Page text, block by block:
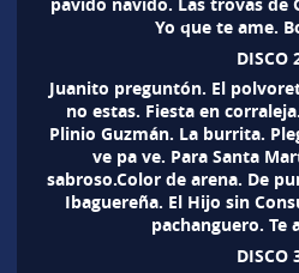
Yo que te ame.
DISCO
Juanito preguntón. El
no estas. Fiesta en
Plinio Guzmán. La burrita.
ve pa ve. Para Santa
sabroso.Color de arena. De
Ibaguereña. El Hijo sin
pachanguero. Te
DISCO